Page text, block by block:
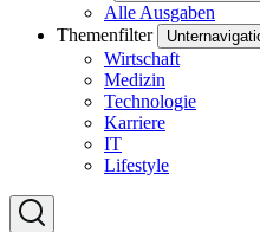
Alle Ausgaben
Themenfilter
Wirtschaft
Medizin
Technologie
Karriere
IT
Lifestyle